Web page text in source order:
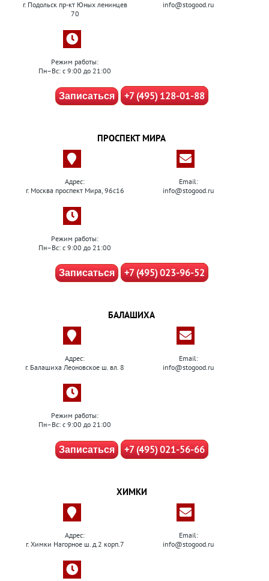
г. Подольск пр-кт Юных ленинцев
70
info@stogood.ru
Режим работы:
Пн–Вс: с 9:00 до 21:00
Записаться +7 (495) 128-01-88
ПРОСПЕКТ МИРА
Адрес:
г. Москва проспект Мира, 96с16
Email:
info@stogood.ru
Режим работы:
Пн–Вс: с 9:00 до 21:00
Записаться +7 (495) 023-96-52
БАЛАШИХА
Адрес:
г. Балашиха Леоновское ш. вл. 8
Email:
info@stogood.ru
Режим работы:
Пн–Вс: с 9:00 до 21:00
Записаться +7 (495) 021-56-66
ХИМКИ
Адрес:
г. Химки Нагорное ш. д.2 корп.7
Email:
info@stogood.ru